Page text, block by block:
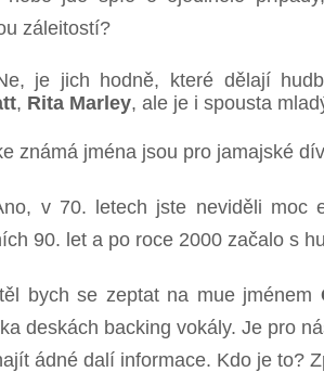
záleitostí?
je jich hodně, které dělají
, Rita Marley, ale je i spousta
známá jména jsou pro jamajské
v 70. letech jste neviděli moc
90. let a po roce 2000 začalo s
bych se zeptat na mue jménem
deskách backing vokály. Je pro
ádné dalí informace. Kdo je to?